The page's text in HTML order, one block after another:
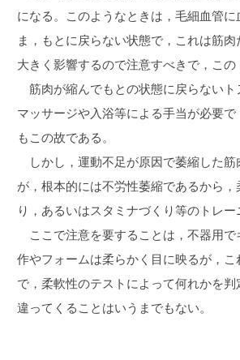
になる。このようなときは，毛細血管
ま，もとに戻らない状態で，これは筋
大きく影響するので注意すべきで，こ
筋肉が縮んでもとの状態に戻らない
マッサージや入浴等による手当が必要
もこの故である。
しかし，運動不足が原因で萎縮した
が，根本的には不労性萎縮であるから
り，あるいはスタミナづくり等のトレー
ここで注意を要することは，不器用
作やフォームは柔らかく目に映るが，
で，柔軟性のテストによって何れかを
違ってくることはいうまでもない。